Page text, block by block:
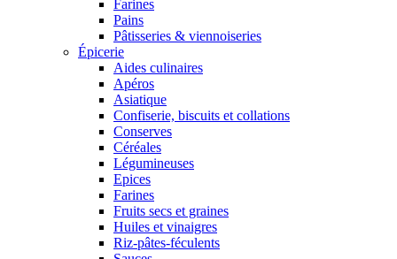
Farines
Pains
Pâtisseries & viennoiseries
Épicerie
Aides culinaires
Apéros
Asiatique
Confiserie, biscuits et collations
Conserves
Céréales
Légumineuses
Epices
Farines
Fruits secs et graines
Huiles et vinaigres
Riz-pâtes-féculents